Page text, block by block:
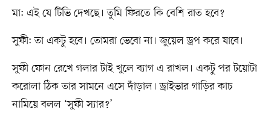
মা: এই যে টিভি দেখছে। তুমি ফিরতে কি বেশি রাত হবে?
সুফী: তা একটু হবে। তোমরা ভেবো না। জুয়েল ড্রপ করে যাবে।
সুফী ফোন রেখে গলার টাই খুলে ব্যাগ এ রাখল। একটু পর টয়োটা
করোলা ঠিক তার সামনে এসে দাঁড়াল। ড্রাইভার গাড়ির কাচ
নামিয়ে বলল ‘সুফী স্যার?’